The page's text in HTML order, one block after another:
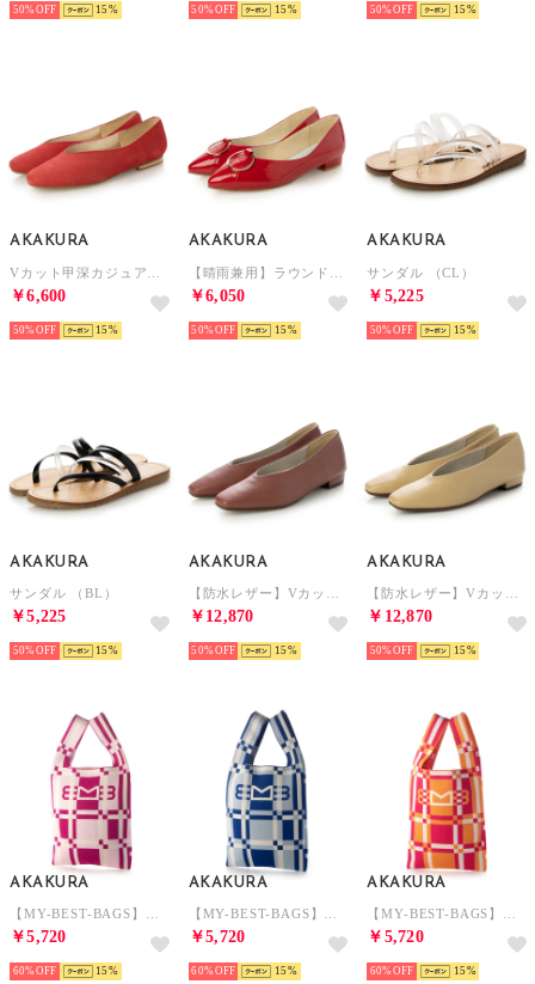
50% 15 50% 15 50% 15
AKAKURA
￥6,600
50% 15
AKAKURA
￥6,050
50% 15
AKAKURA
サンダル （CL）
￥5,225
50% 15
AKAKURA
サンダル （BL）
￥5,225
50% 15
AKAKURA
￥12,870
50% 15
AKAKURA
￥12,870
50% 15
AKAKURA
￥5,720
60% 15
AKAKURA
￥5,720
60% 15
AKAKURA
￥5,720
60% 15